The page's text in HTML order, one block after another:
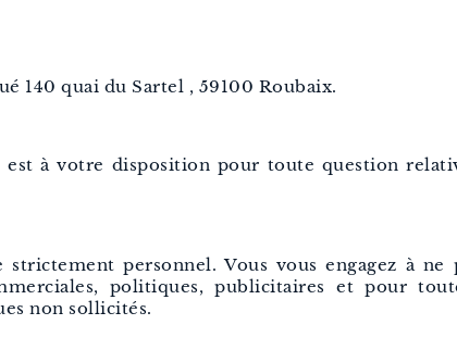
140 quai du Sartel , 59100 Roubaix.
à votre disposition pour toute question
personnel. Vous vous engagez à
politiques, publicitaires et pour
non sollicités.